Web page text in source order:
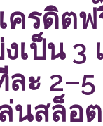
ครดิต
เป็น 3
ะ 2–5
นสล็อ